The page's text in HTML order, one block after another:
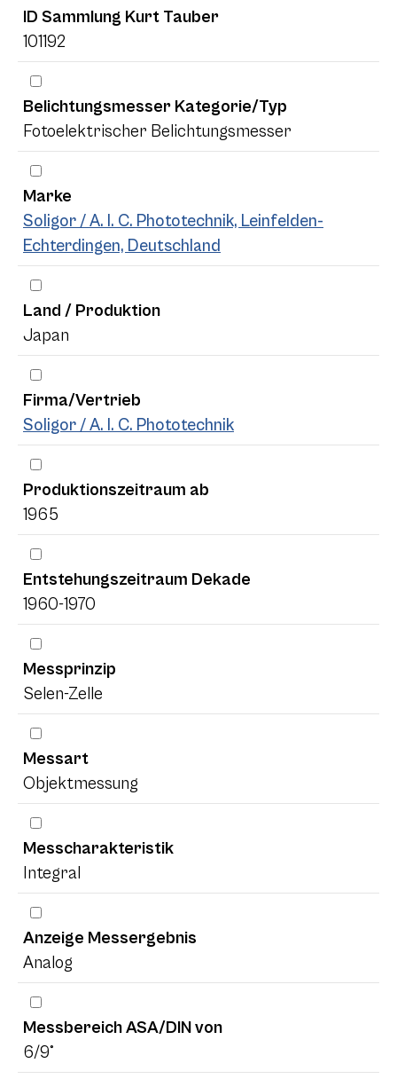
ID Sammlung Kurt Tauber
101192
Belichtungsmesser Kategorie/Typ
Fotoelektrischer Belichtungsmesser
Marke
Soligor / A. I. C. Phototechnik, Leinfelden-
Echterdingen, Deutschland
Land / Produktion
Japan
Firma/Vertrieb
Soligor / A. I. C. Phototechnik
Produktionszeitraum ab
1965
Entstehungszeitraum Dekade
1960-1970
Messprinzip
Selen-Zelle
Messart
Objektmessung
Messcharakteristik
Integral
Anzeige Messergebnis
Analog
Messbereich ASA/DIN von
6/9°